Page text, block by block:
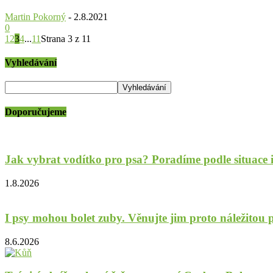
Martin Pokorný - 2.8.2021
0
1 234...11 Strana 3 z 11
Vyhledávání
Doporučujeme
Jak vybrat vodítko pro psa? Poradíme podle situace
1.8.2026
I psy mohou bolet zuby. Věnujte jim proto náležitou
8.6.2026